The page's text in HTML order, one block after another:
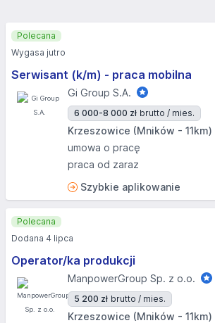
Serwisant (k/m) - praca mobilna
Gi Group S.A.
6 000-8 000 zł brutto / mies.
Krzeszowice (Mników - 11km)
umowa o pracę
praca od zaraz
Szybkie aplikowanie
Polecana
Wygasa jutro
Operator/ka produkcji
ManpowerGroup Sp. z o.o.
5 200 zł brutto / mies.
Krzeszowice (Mników - 11km)
Polecana
Dodana 4 lipca